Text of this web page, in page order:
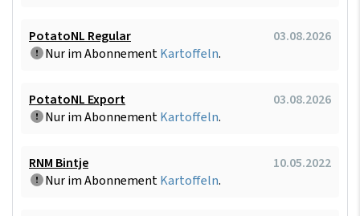
PotatoNL Regular
03.08.2026
Nur im AbonnementKartoffeln.
PotatoNL Export
03.08.2026
Nur im AbonnementKartoffeln.
RNM Bintje
10.05.2022
Nur im AbonnementKartoffeln.